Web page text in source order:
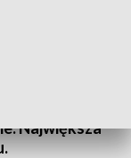
Największa